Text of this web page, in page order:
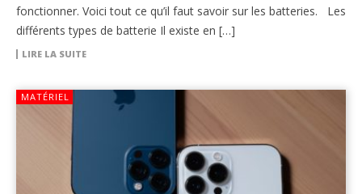
fonctionner. Voici tout ce qu’il faut savoir sur les batteries. Les
différents types de batterie Il existe en […]
LIRE LA SUITE
MATÉRIEL